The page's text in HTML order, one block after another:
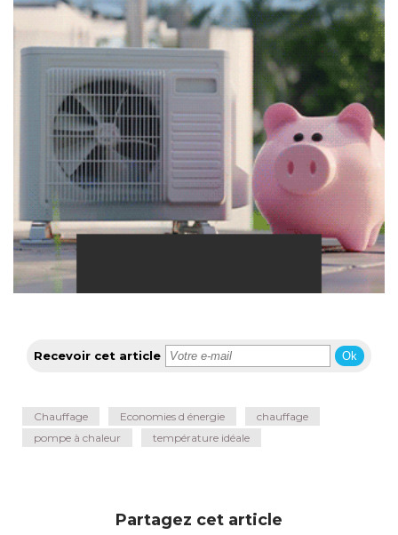
Recevoir cet article Ok
Chauffage Economies d énergie
chauffage
pompe à chaleur
température idéale
Partagez cet article